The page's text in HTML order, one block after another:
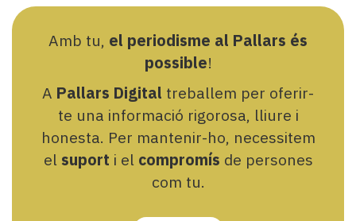
Amb tu, el periodisme al Pallars és
possible!
A Pallars Digital treballem per oferir-
te una informació rigorosa, lliure i
honesta. Per mantenir-ho, necessitem
el suport i el compromís de persones
com tu.